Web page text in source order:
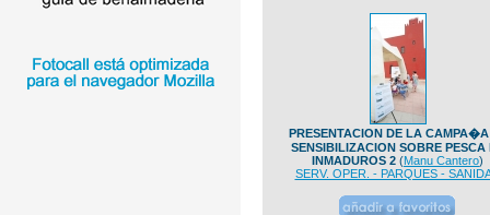
PRESENTACION DE LA CAMPA�A
SENSIBILIZACION SOBRE PESCA
INMADUROS 2 (Manu Cantero)
SERV. OPER. - PARQUES -